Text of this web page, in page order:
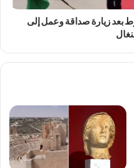
بعد زيارة صداقة وعمل إلى